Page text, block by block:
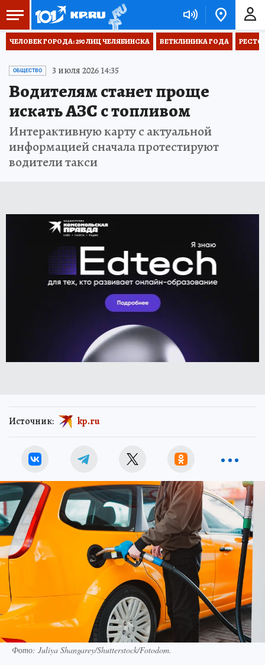
ЧЕЛОВЕК ГОРОДА: 290 ЛИЦ ЧЕЛЯБИНСКА ВЕТКЛИНИКА ГОДА
ОБЩЕСТВО 3 июля 2026 14:35
Водителям станет проще
искать АЗС с топливом
Интерактивную карту с актуальной
информацией сначала протестируют
водители такси
Источник: kp.ru
Фото: Juliya Shangarey/Shutterstock/Fotodom.